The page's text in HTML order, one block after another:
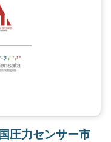
圧力センサー市